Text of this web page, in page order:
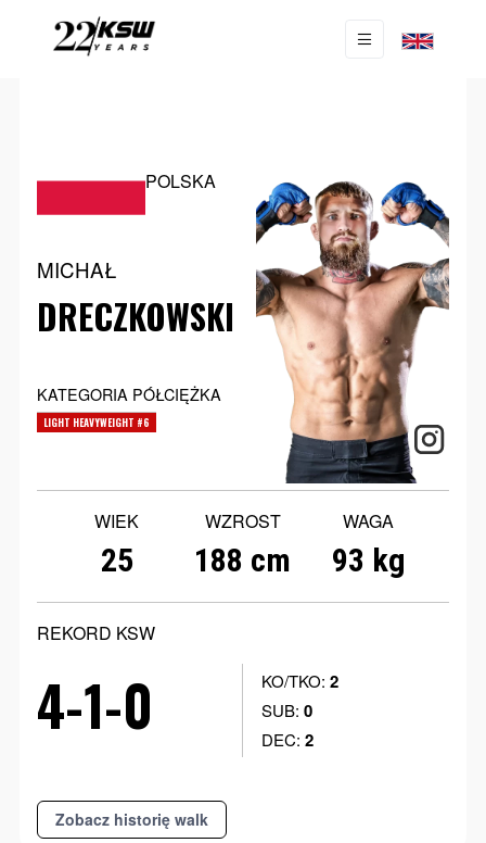
POLSKA
MICHAŁ
DRECZKOWSKI
KATEGORIA PÓŁCIĘŻKA
LIGHT HEAVYWEIGHT #6
WIEK
25
WZROST
188 cm
WAGA
93 kg
REKORD KSW
4-1-0 KO/TKO: 2
SUB: 0
DEC: 2
Zobacz historię walk